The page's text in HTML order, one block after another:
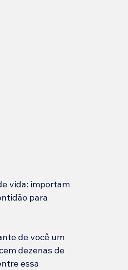
vida: importam
para
de você um
dezenas de
essa